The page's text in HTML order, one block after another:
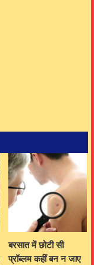
बरसात में छोटी सी
प्रॉब्लम कहीं बन न जाए